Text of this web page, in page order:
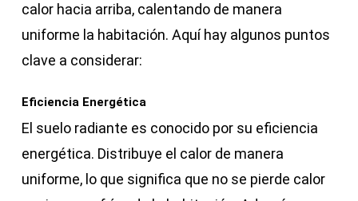
calor hacia arriba, calentando de manera
uniforme la habitación. Aquí hay algunos puntos
clave a considerar:
Eficiencia Energética
El suelo radiante es conocido por su eficiencia
energética. Distribuye el calor de manera
uniforme, lo que significa que no se pierde calor